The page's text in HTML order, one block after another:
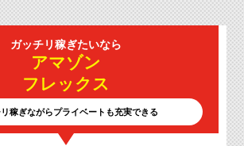
ガッチリ稼ぎたいなら
アマゾン
フレックス
稼ぎながらプライベートも充実できる